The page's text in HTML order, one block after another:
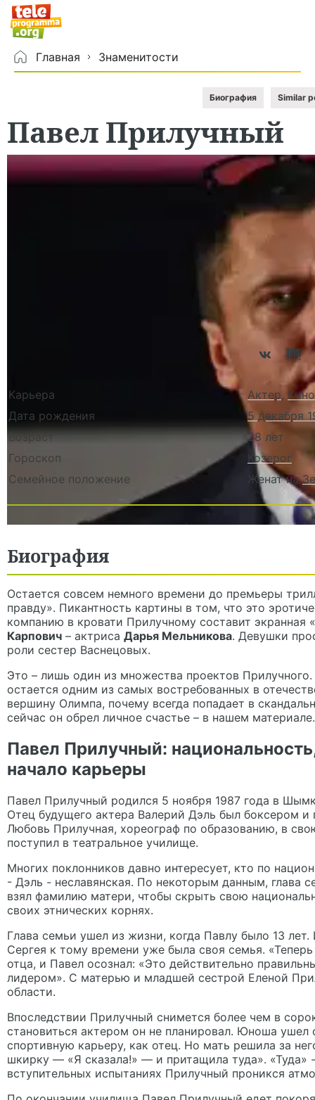
Главная Знаменитости
Биография Similar
ПавелПрилучный
Карьера Актер, Кино
Дата рождения
5 декабря
Возраст
38 лет
Гороскоп
Козерог
Семейное положение
Женат на
Биография
Остается совсем немного времени до премьеры
правду». Пикантность картины в том, что это
компанию в кровати Прилучному составит
Карпович – актриса Дарья Мельникова. Девушки
роли сестер Васнецовых.
Это – лишь один из множества проектов
остается одним из самых востребованных в
вершину Олимпа, почему всегда попадает в
сейчас он обрел личное счастье – в нашем материале.
Павел Прилучный:
начало карьеры
Павел Прилучный родился 5 ноября 1987 года в
Отец будущего актера Валерий Дэль был боксером
Любовь Прилучная, хореограф по образованию, в
поступил в театральное училище.
Многих поклонников давно интересует, кто по
- Дэль - неславянская. По некоторым данным, глава
взял фамилию матери, чтобы скрыть свою
своих этнических корнях.
Глава семьи ушел из жизни, когда Павлу было 13 лет.
Сергея к тому времени уже была своя семья.
отца, и Павел осознал: «Это действительно
лидером». С матерью и младшей сестрой Еленой
области.
Впоследствии Прилучный снимется более чем в
становиться актером он не планировал. Юноша ушел
спортивную карьеру, как отец. Но мать решила за
шкирку — «Я сказала!» — и притащила туда».
вступительных испытаниях Прилучный проникся